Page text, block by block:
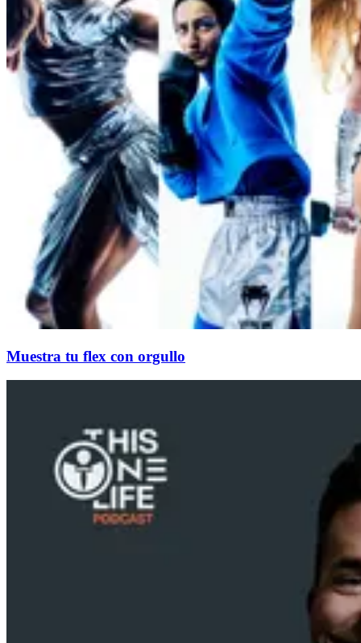
Muestra tu flex con orgullo